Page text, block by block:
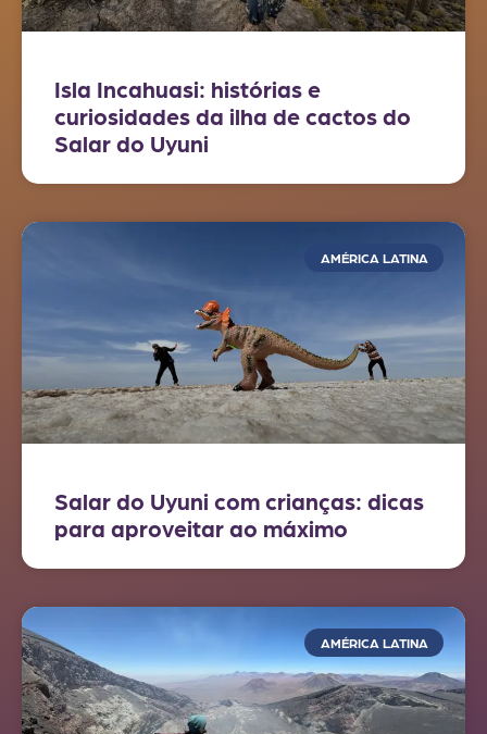
Isla Incahuasi: histórias e
curiosidades da ilha de cactos do
Salar do Uyuni
AMÉRICA LATINA
Salar do Uyuni com crianças: dicas
para aproveitar ao máximo
AMÉRICA LATINA